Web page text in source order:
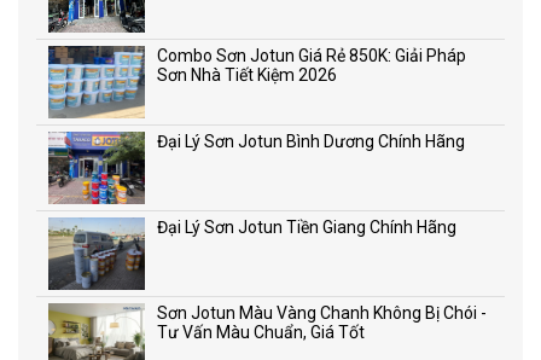
Combo Sơn Jotun Giá Rẻ 850K: Giải Pháp
Sơn Nhà Tiết Kiệm 2026
Đại Lý Sơn Jotun Bình Dương Chính Hãng
Đại Lý Sơn Jotun Tiền Giang Chính Hãng
Sơn Jotun Màu Vàng Chanh Không Bị Chói -
Tư Vấn Màu Chuẩn, Giá Tốt